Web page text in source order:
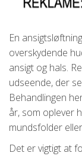
En
overskydende
ansigt og hals.
udseende, der
Behandlingen
år, som oplever
mundsfolder
Det er vigtigt at